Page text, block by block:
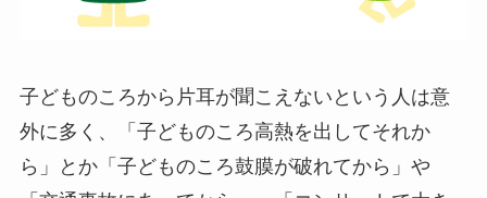
子どものころから片耳が聞こえないという人は意
外に多く、「子どものころ高熱を出してそれか
ら」とか「子どものころ鼓膜が破れてから」や